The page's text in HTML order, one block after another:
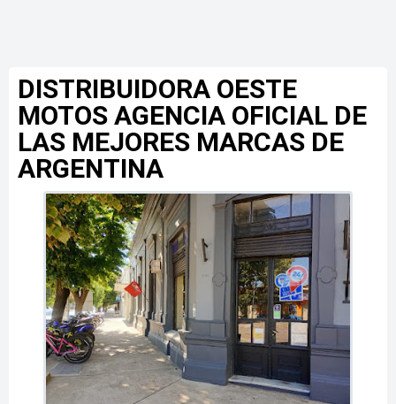
DISTRIBUIDORA OESTE
MOTOS AGENCIA OFICIAL DE
LAS MEJORES MARCAS DE
ARGENTINA